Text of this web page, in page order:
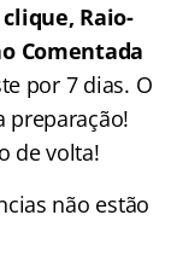
Raio-
Comentada
por 7 dias. O
preparação!
de volta!
não estão